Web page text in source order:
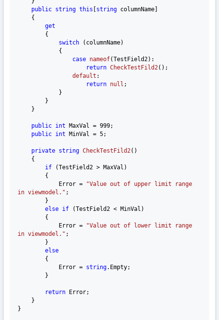
public string this [string columnName]
get
switch (columnName)
case nameof(TestField2):
return CheckTestFild2 () ;
default :
return null ;
public int MaxVal = 999;
public int MinVal = 5;
private string CheckTestFild2 ()
if (TestField2 > MaxVal)
            Error =
"Value out of upper limit range
in viewmodel." ;
else if (TestField2 < MinVal)
            Error =
"Value out of lower limit range
in viewmodel." ;
else
            Error =
string.Empty;
return Error;